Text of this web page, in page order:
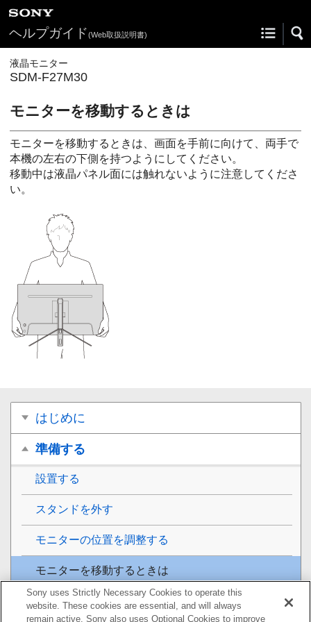
ヘルプガイド(Web取扱説明書)
液晶モニター
SDM-F27M30
モニターを移動するときは
モニターを移動するときは、画面を手前に向けて、両手で
本機の左右の下側を持つようにしてください。
移動中は液晶パネル面には触れないように注意してくださ
い。
はじめに
準備する
設置する
スタンドを外す
モニターの位置を調整する
モニターを移動するときは
接続する
Sony uses Strictly Necessary Cookies to operate this
website. These cookies are essential, and will always
remain active. Sony also uses Optional Cookies to improve